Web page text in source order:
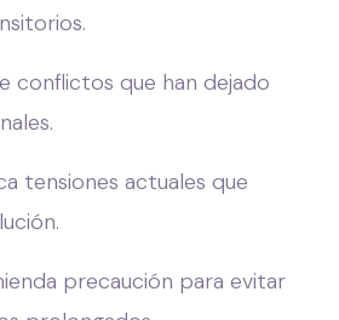
conflictos que han dejado
tensiones actuales que
precaución para evitar